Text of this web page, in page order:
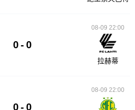
0 - 0
08-09 22:00
拉赫蒂
0 - 0
08-09 22:00